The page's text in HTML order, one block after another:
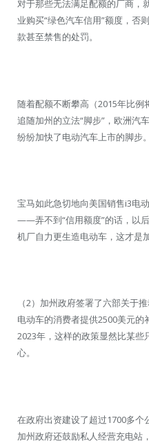
对于那些无法满足配额的厂商，
业购买“绿色汽车信用”额度，否
款甚至禁售的处罚。
随着配额不断攀高（2015年比例
追随加州的立法“脚步”，欧洲汽
纷纷加快了电动汽车上市的脚步。
宝马如此急切地向美国销售i3电
——弄不到“信用额度”的话，以
机厂自力更生造电动车，这才是
（2）加州政府签署了六部关于
电动车的消费者提供2500美元
2023年，这样的政策显然比某
心。
在政府出资建设了超过1700多个
加州政府还鼓励私人经营充电站